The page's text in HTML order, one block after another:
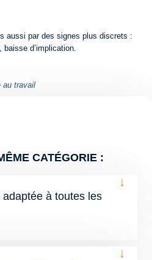
aussi par des signes plus discrets :
d’implication.
au travail
CATÉGORIE :
à toutes les
↓
↓